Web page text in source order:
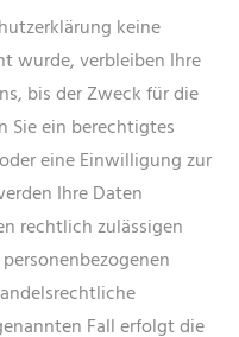
keine
wurde, verbleiben Ihre
bis der Zweck für die
Sie ein berechtigtes
eine Einwilligung zur
Ihre Daten
rechtlich zulässigen
Fall erfolgt die